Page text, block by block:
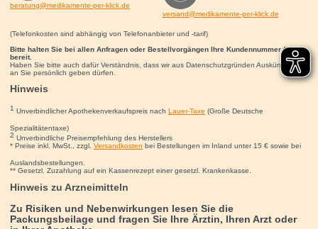
beratung@medikamente-per-klick.de
versand@medikamente-per-klick.de
(Telefonkosten sind abhängig von Telefonanbieter und -tarif)
Bitte halten Sie bei allen Anfragen oder Bestellvorgängen Ihre Kundennummer für uns
bereit.
Haben Sie bitte auch dafür Verständnis, dass wir aus Datenschutzgründen Auskünfte nur
an Sie persönlich geben dürfen.
Hinweis
1 Unverbindlicher Apothekenverkaufspreis nach Lauer-Taxe (Große Deutsche
Spezialitätentaxe)
2 Unverbindliche Preisempfehlung des Herstellers
* Preise inkl. MwSt., zzgl. Versandkosten bei Bestellungen im Inland unter 15 €sowie bei
Auslandsbestellungen.
** Gesetzl. Zuzahlung auf ein Kassenrezept einer gesetzl. Krankenkasse.
Hinweis zu Arzneimitteln
Zu Risiken und Nebenwirkungen lesen Sie die
Packungsbeilage und fragen Sie Ihre Ärztin, Ihren Arzt oder